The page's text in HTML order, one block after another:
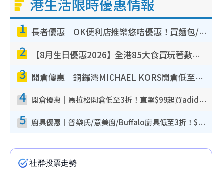
港生活限時優惠情報
1 長者優惠｜OK便利店推樂悠咭優惠！買麵包/牛奶/保健品拍卡即減
2 【8月生日優惠2026】全港85大食買玩著數攻略 自助餐/火鍋放題同行免費＋誠品/DONKI送現金券
3 開倉優惠｜銅鑼灣MICHAEL KORS開倉低至17折！直擊$500起買手袋/銀包/鞋款 必買經典Jet Set系列
4 開倉優惠｜馬拉松開倉低至3折！直擊$99起買adidas／New Balance／Puma鞋款 STANLEY保溫杯劈價至$119起
5 廚具優惠｜普樂氏/意美廚/Buffalo廚具低至3折！$89起買煎鍋／炒鑊／個人鍋 同場小家電激減至$99起